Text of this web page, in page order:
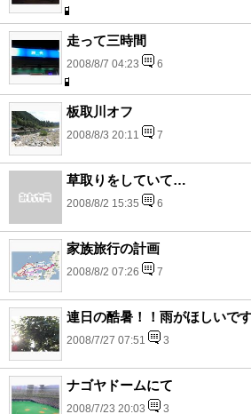
走って三時間
2008/8/7 04:23 6
板取川オフ
2008/8/3 20:11 7
草取りをしていて…
2008/8/2 15:35 6
家族旅行の計画
2008/8/2 07:26 7
連日の酷暑！！雨がほしいです
2008/7/27 07:51 3
ナゴヤドームにて
2008/7/23 20:03 3